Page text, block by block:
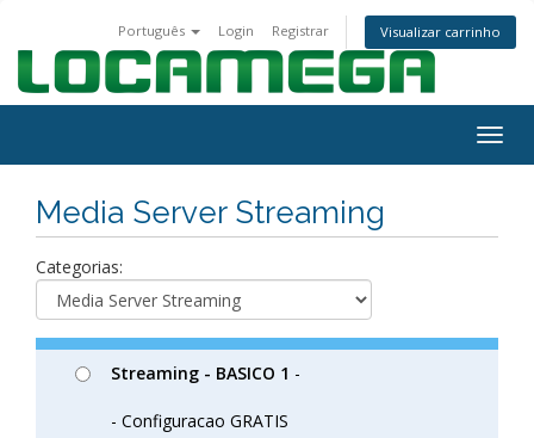
Português Login Registrar Visualizar carrinho
Media Server Streaming
Categorias:
Streaming - BASICO 1 -
- Configuracao GRATIS